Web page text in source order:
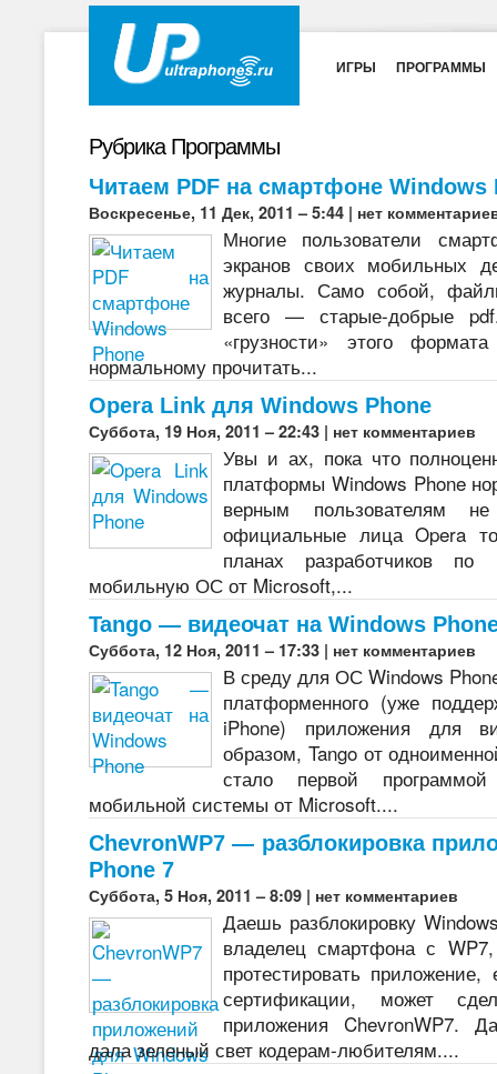
ИГРЫ ПРОГРАММЫ
Рубрика Программы
Читаем PDF на смартфоне Windows
Воскресенье, 11 Дек, 2011 – 5:44 | нет
Многие пользователи
экранов своих мобильных
журналы. Само собой,
всего — старые-добрые
«грузности» этого
нормальному прочитать...
Opera Link для Windows Phone
Суббота, 19 Ноя, 2011 – 22:43 | нет комментариев
Увы и ах, пока что
платформы Windows Phone
верным пользователям
официальные лица Opera
планах разработчиков
мобильную ОС от Microsoft,...
Tango — видеочат на Windows
Суббота, 12 Ноя, 2011 – 17:33 | нет комментариев
В среду для ОС Windows
платформенного (уже
iPhone) приложения для
образом, Tango от
стало первой
мобильной системы от Microsoft....
ChevronWP7 — разблокировка
Phone 7
Суббота, 5 Ноя, 2011 – 8:09 | нет комментариев
Даешь разблокировку
владелец смартфона с
протестировать
сертификации, может
приложения ChevronWP7.
дала зеленый свет кодерам-любителям....